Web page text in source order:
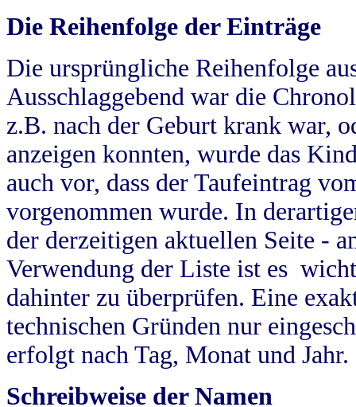
Die Reihenfolge der Einträge
Die ursprüngliche Reihenfolge
Ausschlaggebend war die
z.B. nach der Geburt krank war,
anzeigen konnten, wurde das
auch vor, dass der Taufeintrag
vorgenommen wurde. In
der derzeitigen aktuellen Seite -
Verwendung der Liste ist es
dahinter zu überprüfen. Eine
technischen Gründen nur
erfolgt nach Tag, Monat und Jahr.
Schreibweise der Namen